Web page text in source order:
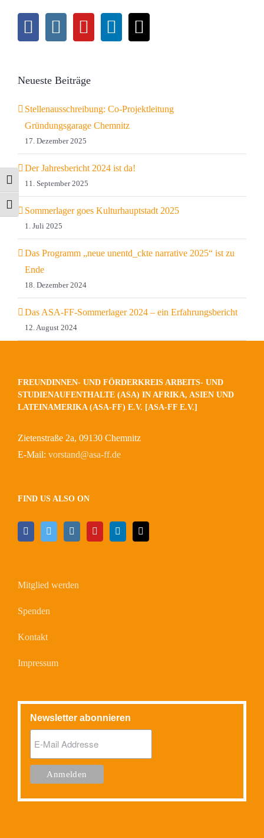
Umschalten auf hohe Kontraste
Schrift vergrößern
Neueste Beiträge
Stellenausschreibung: Co-Projektleitung
Gründungsgarage Chemnitz
17. Dezember 2025
Der Jahresbericht 2024 ist da!
11. September 2025
Sommerlager goes Kulturhauptstadt 2025
1. Juli 2025
Das Programm „neue unentd_ckte narrative 2025“ ist zu
Ende
18. Dezember 2024
Das ASA-FF-Sommerlager 2024 – ein Erfahrungsbericht
12. August 2024
FREUNDINNEN- UND FÖRDERKREIS ARBEITS- UND
STUDIENAUFENTHALTE (ASA) IN AFRIKA, ASIEN UND
LATEINAMERIKA (ASA-FF) E.V. [ASA-FF E.V.]
Zietenstraße 2a, 09130 Chemnitz
E-Mail: vorstand@asa-ff.de
FIND US ALSO ON
Mitglied werden
Spenden
Kontakt
Impressum
Newsletter abonnieren